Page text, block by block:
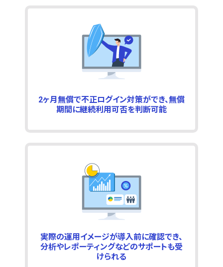
2ヶ月無償で不正ログイン対策ができ、無償
期間に継続利用可否を判断可能
実際の運用イメージが導入前に確認でき、
分析やレポーティングなどのサポートも受
けられる